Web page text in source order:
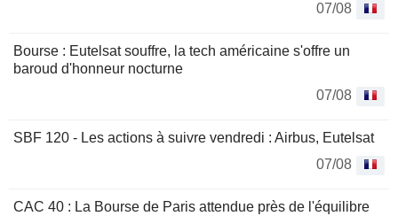
07/08
Bourse : Eutelsat souffre, la tech américaine s'offre un
baroud d'honneur nocturne
07/08
SBF 120 - Les actions à suivre vendredi : Airbus, Eutelsat
07/08
CAC 40 : La Bourse de Paris attendue près de l'équilibre